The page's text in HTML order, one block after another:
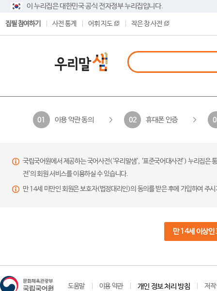
이 누리집은 대한민국 공식 전자정부 누리집입니다.
집필 참여하기 사전 통계 어휘 지도 작은 창 사전
01 이용 약관 동의 02 휴대폰 인증
국립국어원에서 제공하는 국어사전(‘우리말샘’, ‘표준국어대사전’) 누리집
전’의 회원 서비스를 이용하실 수 있습니다.
만 14세 미만인 회원은 보호자(법정대리인)의 동의를 받은 후에 가입하여 주
만 14세 이상인
도움말 이용 약관 개인 정보 처리 방침 저